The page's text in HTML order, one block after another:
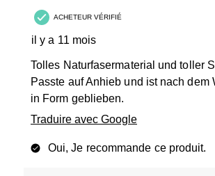
ACHETEUR VÉRIFIÉ
il y a 11 mois
Tolles Naturfasermaterial und toller
Passte auf Anhieb und ist nach dem
in Form geblieben.
Traduire avec Google
Oui, Je recommande ce produit.